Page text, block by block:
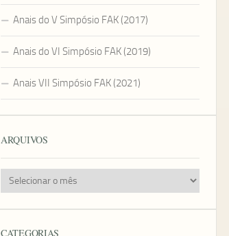
Anais do V Simpósio FAK (2017)
Anais do VI Simpósio FAK (2019)
Anais VII Simpósio FAK (2021)
ARQUIVOS
Arquivos
CATEGORIAS